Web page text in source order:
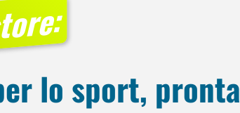
lo sport, pronta